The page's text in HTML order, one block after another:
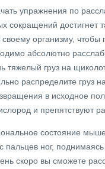
упражнения по
сокращений достигнет
организму,
абсолютно
тяжелый груз на
распределите груз
в исходное
и препятствуют
состояние
пальцев ног,
скоро вы сможете